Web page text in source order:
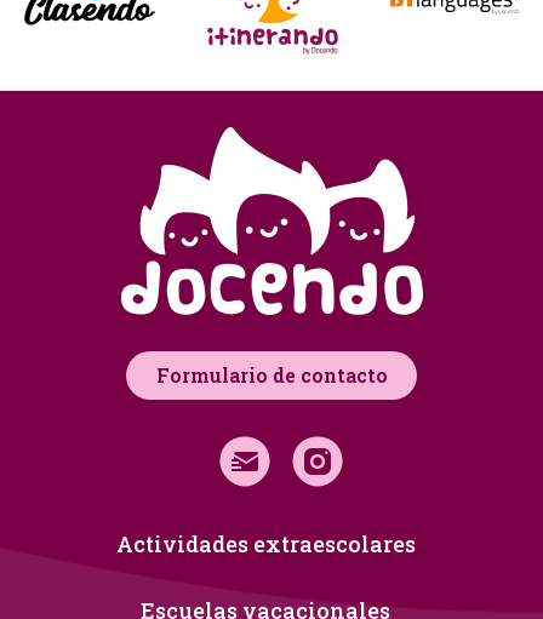
Formulario de contacto
Actividades extraescolares
Escuelas vacacionales